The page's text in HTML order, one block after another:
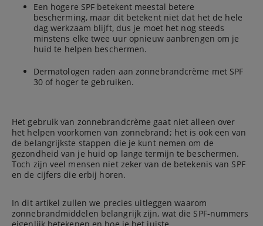
Een hogere SPF betekent meestal betere
bescherming, maar dit betekent niet dat het de hele
dag werkzaam blijft, dus je moet het nog steeds
minstens elke twee uur opnieuw aanbrengen om je
huid te helpen beschermen.
Dermatologen raden aan zonnebrandcrème met SPF
30 of hoger te gebruiken.
Het gebruik van zonnebrandcrème gaat niet alleen over
het helpen voorkomen van zonnebrand; het is ook een van
de belangrijkste stappen die je kunt nemen om de
gezondheid van je huid op lange termijn te beschermen.
Toch zijn veel mensen niet zeker van de betekenis van SPF
en de cijfers die erbij horen.
In dit artikel zullen we precies uitleggen waarom
zonnebrandmiddelen belangrijk zijn, wat die SPF-nummers
eigenlijk betekenen en hoe je het juiste